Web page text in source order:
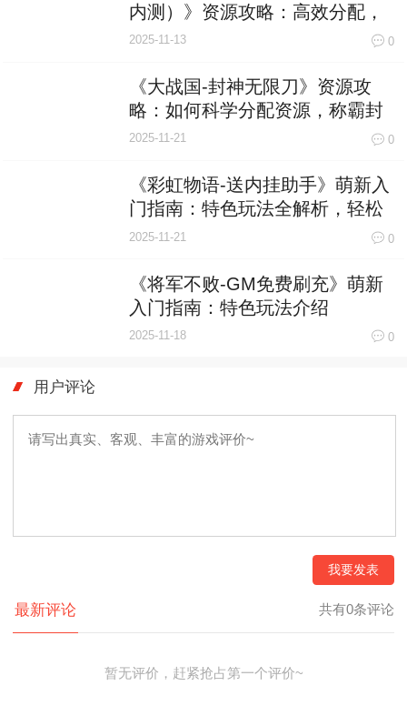
内测）》资源攻略：高效分配，
赢在起跑线！
2025-11-13 0
《大战国-封神无限刀》资源攻
略：如何科学分配资源，称霸封
神战场
2025-11-21 0
《彩虹物语-送内挂助手》萌新入
门指南：特色玩法全解析，轻松
玩转奇幻世界！
2025-11-21 0
《将军不败-GM免费刷充》萌新
入门指南：特色玩法介绍
2025-11-18 0
用户评论
我要发表
最新评论 共有0条评论
暂无评价，赶紧抢占第一个评价~